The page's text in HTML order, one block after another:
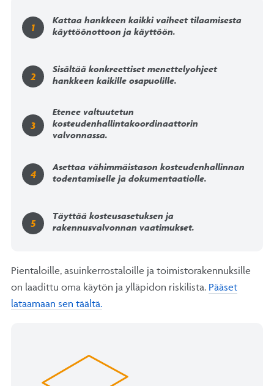
Kattaa hankkeen kaikki vaiheet tilaamisesta
käyttöönottoon ja käyttöön.
Sisältää konkreettiset menettelyohjeet
hankkeen kaikille osapuolille.
Etenee valtuutetun
kosteudenhallintakoordinaattorin
valvonnassa.
Asettaa vähimmäistason kosteudenhallinnan
todentamiselle ja dokumentaatiolle.
Täyttää kosteusasetuksen ja
rakennusvalvonnan vaatimukset.
Pientaloille, asuinkerrostaloille ja toimistorakennuksille
on laadittu oma käytön ja ylläpidon riskilista. Pääset
lataamaan sen täältä.